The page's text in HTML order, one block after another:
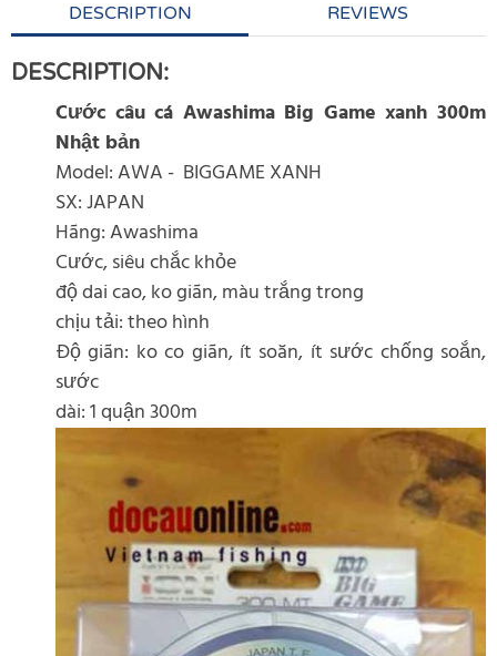
DESCRIPTION REVIEWS
DESCRIPTION:
Cước câu cá Awashima Big Game xanh 300m
Nhật bản
Model: AWA - BIGGAME XANH
SX: JAPAN
Hãng: Awashima
Cước, siêu chắc khỏe
độ dai cao, ko giãn, màu trắng trong
chịu tải: theo hình
Độ giãn: ko co giãn, ít soăn, ít sước chống soắn,
sước
dài: 1 quận 300m